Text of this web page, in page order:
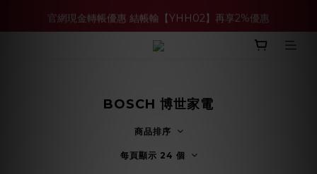
買多件家電找強老闆，比百貨公司更划算 >>
官網現金轉帳優惠 結帳輸【YHH02】再享2%優惠
買多件家電找強老闆，比百貨公司更划算 >>
BOSCH 博世家電
商品排序
每頁顯示 24 個